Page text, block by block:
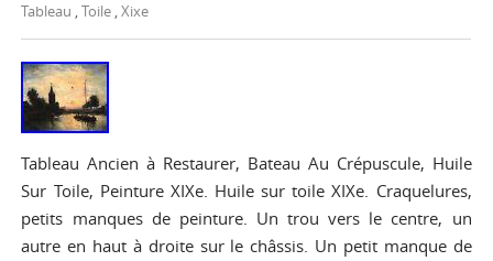
Tableau ,Toile ,Xixe
Tableau Ancien à Restaurer, Bateau Au Crépuscule, Huile
Sur Toile, Peinture XIXe. Huile sur toile XIXe. Craquelures,
petits manques de peinture. Un trou vers le centre, un
autre en haut à droite sur le châssis. Un petit manque de